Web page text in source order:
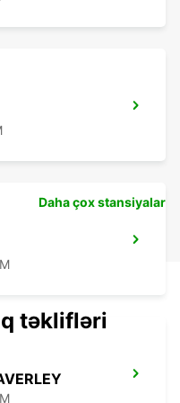
Daha çox stansiyalar
təklifləri